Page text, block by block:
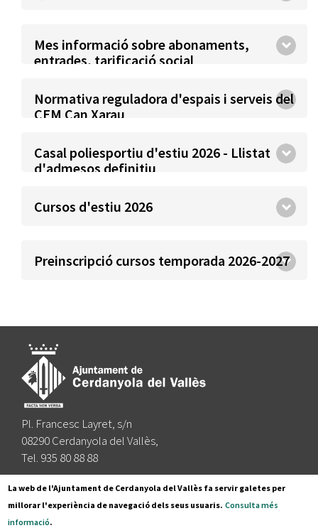
Mes informació sobre abonaments,
entrades, tarificació social
Normativa reguladora d'espais i serveis del
CEM Can Xarau
Casal poliesportiu d'estiu 2026 - Llistat
d'admesos definitiu
Cursos d'estiu 2026
Preinscripció cursos temporada 2026-2027
Pl. Francesc Layret, s/n
08290 Cerdanyola del Vallès,
Tel. 935 80 88 88
Segueix-nos a:
La web de l'Ajuntament de Cerdanyola del Vallès fa servir galetes per
millorar l'experiència de navegació dels seus usuaris. Consulta més
informació.